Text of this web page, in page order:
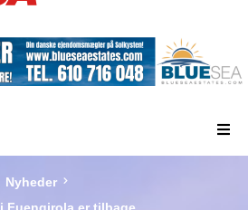
Nyheder